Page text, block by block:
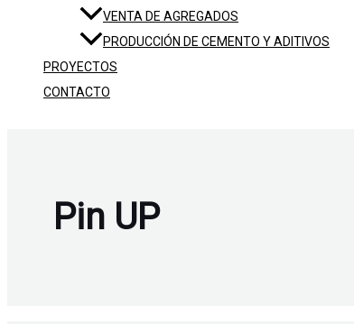
VENTA DE AGREGADOS
PRODUCCIÓN DE CEMENTO Y ADITIVOS
PROYECTOS
CONTACTO
Pin UP